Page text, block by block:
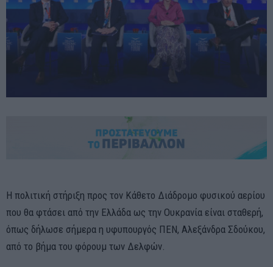
Η πολιτική στήριξη προς τον Κάθετο Διάδρομο φυσικού αερίου
που θα φτάσει από την Ελλάδα ως την Ουκρανία είναι σταθερή,
όπως δήλωσε σήμερα η υφυπουργός ΠΕΝ, Αλεξάνδρα Σδούκου,
από το βήμα του φόρουμ των Δελφών.